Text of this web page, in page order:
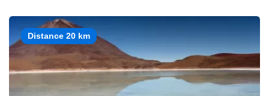
Distance 20 km